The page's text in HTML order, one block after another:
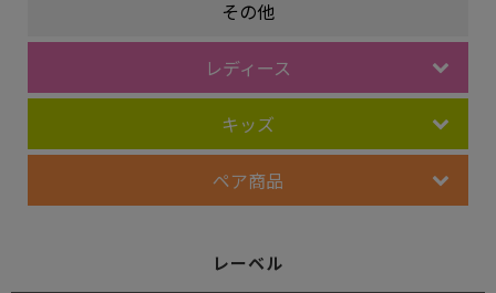
その他
レディース
キッズ
ペア商品
レーベル